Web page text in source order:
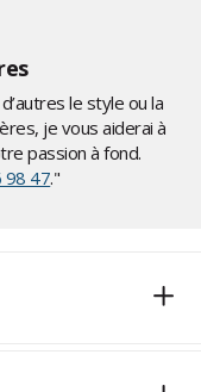
le style ou la
je vous aiderai à
passion à fond.
98 47."